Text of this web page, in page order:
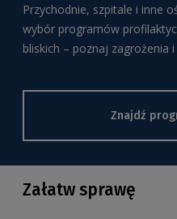
Przychodnie, szpitale i inne
wybór programów
bliskich – poznaj zagrożenia
Znajdź
Załatw sprawę